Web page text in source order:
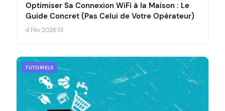
Optimiser Sa Connexion WiFi à la Maison : Le
Guide Concret (Pas Celui de Votre Opérateur)
4 Fév 2026·13
TUTORIELS